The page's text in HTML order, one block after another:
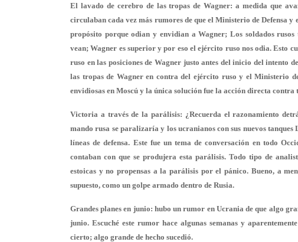
El lavado de cerebro de las tropas de Wagner: a medida que
circulaban cada vez más rumores de que el Ministerio de Defensa
propósito porque odian y envidian a Wagner; Los soldados
vean; Wagner es superior y por eso el ejército ruso nos odia. Esto
ruso en las posiciones de Wagner justo antes del inicio del intento
las tropas de Wagner en contra del ejército ruso y el Ministerio
envidiosas en Moscú y la única solución fue la acción directa
Victoria a través de la parálisis: ¿Recuerda el razonamiento
mando rusa se paralizaría y los ucranianos con sus nuevos
líneas de defensa. Este fue un tema de conversación en todo
contaban con que se produjera esta parálisis. Todo tipo de
estoicas y no propensas a la parálisis por el pánico. Bueno, a
supuesto, como un golpe armado dentro de Rusia.
Grandes planes en junio: hubo un rumor en Ucrania de que algo
junio. Escuché este rumor hace algunas semanas y
cierto; algo grande de hecho sucedió.